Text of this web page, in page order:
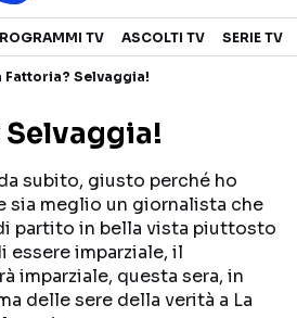
SERIE TV
REALITY SHOW
FICTION
TV ASCOLTI TV SERIE TV
Fattoria? Selvaggia!
Selvaggia!
subito, giusto perché ho
sia meglio un giornalista che
partito in bella vista piuttosto
essere imparziale, il
imparziale, questa sera, in
delle sere della verità a La